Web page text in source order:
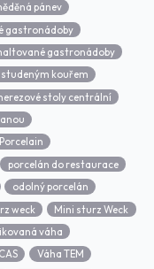
pánev
gastronádoby
gastronádoby
studeným kouřem
stoly centrální
porcelán do restaurace
odolný porcelán
weck
Mini sturz Weck
váha
Váha TEM